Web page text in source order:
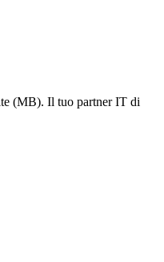
(MB). Il tuo partner IT di